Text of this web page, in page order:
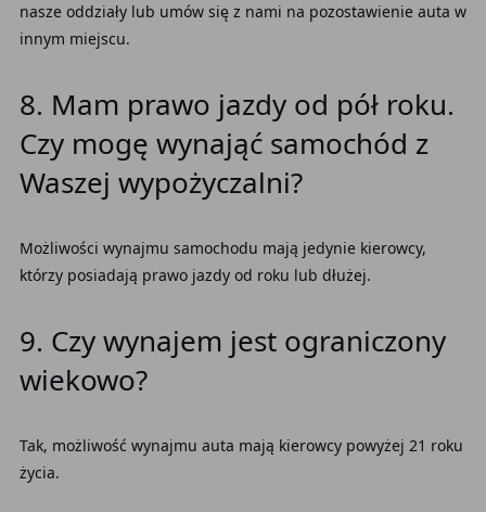
nasze oddziały lub umów się z nami na pozostawienie auta w
innym miejscu.
8. Mam prawo jazdy od pół roku.
Czy mogę wynająć samochód z
Waszej wypożyczalni?
Możliwości wynajmu samochodu mają jedynie kierowcy,
którzy posiadają prawo jazdy od roku lub dłużej.
9. Czy wynajem jest ograniczony
wiekowo?
Tak, możliwość wynajmu auta mają kierowcy powyżej 21 roku
życia.